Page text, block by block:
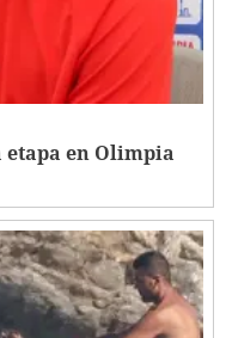
etapa en Olimpia